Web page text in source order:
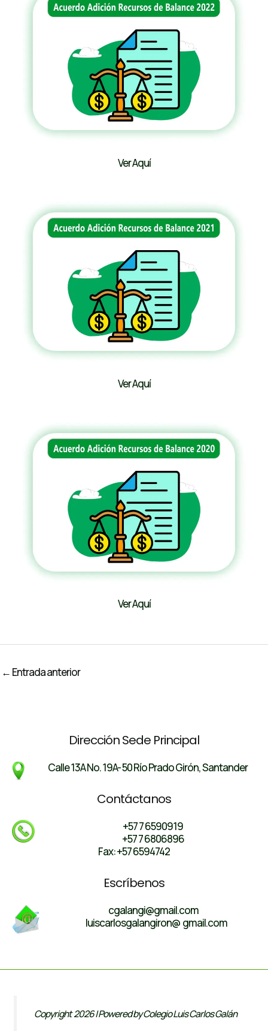
Ver Aquí
Ver Aquí
Ver Aquí
Navegación
de
← Entrada anterior
Dirección Sede Principal
Calle 13A No. 19A- 50 Río Prado Girón, Santander
Contáctanos
+57 7 6590919
+57 7 6806896
Fax: +57 6594742
Escríbenos
cgalangi@gmail.com
luiscarlosgalangiron@ gmail.com
Copyright 2026 | Powered by Colegio Luis Carlos Galán